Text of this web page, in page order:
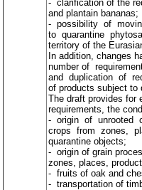
- clarification of the
and plantain bananas;
- possibility of
to quarantine
territory of the
In addition, changes
number of
and duplication of
of products subject to
The draft provides for
requirements, the
- origin of unrooted
crops from zones,
quarantine objects;
- origin of grain
zones, places,
- fruits of oak and
- transportation of